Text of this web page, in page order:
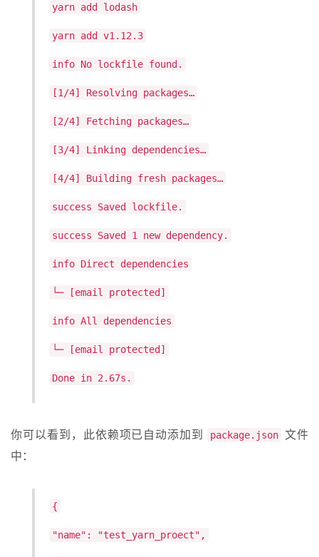
yarn add lodash
yarn add v1.12.3
info No lockfile found.
[1/4] Resolving packages…
[2/4] Fetching packages…
[3/4] Linking dependencies…
[4/4] Building fresh packages…
success Saved lockfile.
success Saved 1 new dependency.
info Direct dependencies
└─ [email protected]
info All dependencies
└─ [email protected]
Done in 2.67s.
你可以看到，此依赖项已自动添加到 package.json 文件
中：
{
"name": "test_yarn_proect",